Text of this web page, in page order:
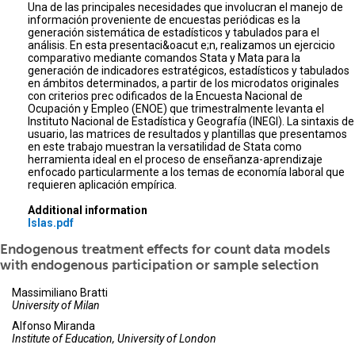
Una de las principales necesidades que involucran el manejo de
información proveniente de encuestas periódicas es la
generación sistemática de estadísticos y tabulados para el
análisis. En esta presentaci&oacut e;n, realizamos un ejercicio
comparativo mediante comandos Stata y Mata para la
generación de indicadores estratégicos, estadísticos y tabulados
en ámbitos determinados, a partir de los microdatos originales
con criterios prec odificados de la Encuesta Nacional de
Ocupación y Empleo (ENOE) que trimestralmente levanta el
Instituto Nacional de Estadística y Geografía (INEGI). La sintaxis de
usuario, las matrices de resultados y plantillas que presentamos
en este trabajo muestran la versatilidad de Stata como
herramienta ideal en el proceso de enseñanza-aprendizaje
enfocado particularmente a los temas de economía laboral que
requieren aplicación empírica.
Additional information
Islas.pdf
Endogenous treatment effects for count data models
with endogenous participation or sample selection
Massimiliano Bratti
University of Milan
Alfonso Miranda
Institute of Education, University of London